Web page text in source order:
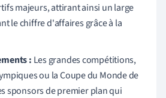
majeurs, attirant ainsi un large
le chiffre d'affaires grâce à la
: Les grandes compétitions,
ou la Coupe du Monde de
sponsors de premier plan qui